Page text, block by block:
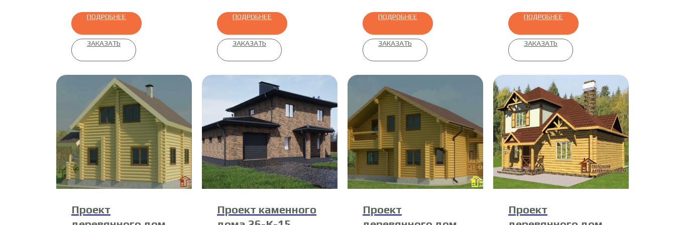
ПОДРОБНЕЕ
ЗАКАЗАТЬ
ПОДРОБНЕЕ
ЗАКАЗАТЬ
ПОДРОБНЕЕ
ЗАКАЗАТЬ
ПОДРОБНЕЕ
ЗАКАЗАТЬ
Проект
Проект каменного
Проект
Проект